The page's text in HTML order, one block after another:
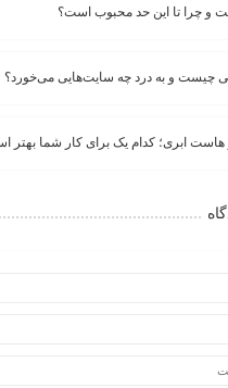
و چرا تا این حد محبوب است؟
چیست و به درد چه سایت‌هایی می‌خورد؟